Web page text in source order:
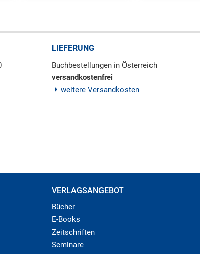
LIEFERUNG
Buchbestellungen in Österreich
versandkostenfrei
weitere Versandkosten
VERLAGSANGEBOT
Bücher
E-Books
Zeitschriften
Seminare